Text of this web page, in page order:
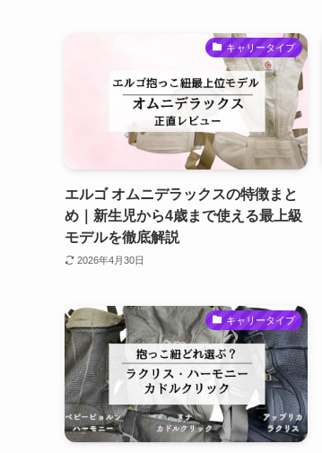
キャリータイプ
エルゴ オムニデラックスの特徴まと
め｜新生児から4歳まで使える最上級
モデルを徹底解説
2026年4月30日
キャリータイプ